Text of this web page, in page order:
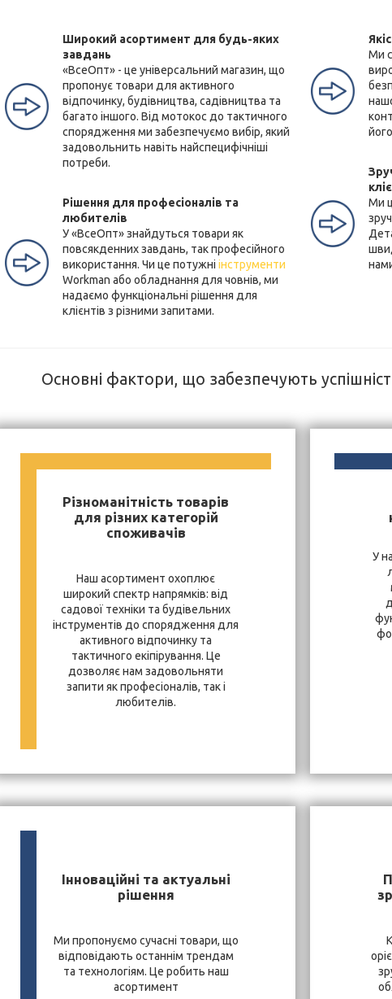
Широкий асортимент для будь-яких
завдань
«ВсеОпт» - це універсальний магазин, що
пропонує товари для активного
відпочинку, будівництва, садівництва та
багато іншого. Від мотокос до тактичного
спорядження ми забезпечуємо вибір, який
задовольнить навіть найспецифічніші
потреби.
Рішення для професіоналів та
любителів
У «ВсеОпт» знайдуться товари як
повсякденних завдань, так професійного
використання. Чи це потужні інструменти
Workman або обладнання для човнів, ми
надаємо функціональні рішення для
клієнтів з різними запитами.
Ми
Ми
Основні фактори, що забезпечують
Різноманітність товарів
для різних категорій
споживачів
Наш асортимент охоплює
широкий спектр напрямків: від
садової техніки та будівельних
інструментів до спорядження для
активного відпочинку та
тактичного екіпірування. Це
дозволяє нам задовольняти
запити як професіоналів, так і
любителів.
У
Інноваційні та актуальні
рішення
Ми пропонуємо сучасні товари, що
відповідають останнім трендам
та технологіям. Це робить наш
асортимент